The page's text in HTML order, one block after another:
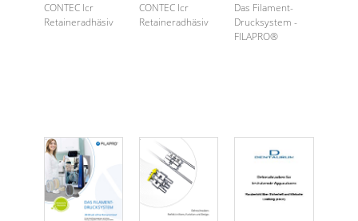
CONTEC lcr
Retaineradhäsiv
CONTEC lcr
Retaineradhäsiv
Das Filament-
Drucksystem -
FILAPRO®